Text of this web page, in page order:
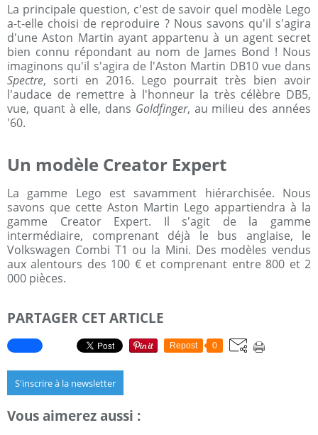
La principale question, c'est de savoir quel modèle Lego
a-t-elle choisi de reproduire ? Nous savons qu'il s'agira
d'une Aston Martin ayant appartenu à un agent secret
bien connu répondant au nom de James Bond ! Nous
imaginons qu'il s'agira de l'Aston Martin DB10 vue dans
Spectre, sorti en 2016. Lego pourrait très bien avoir
l'audace de remettre à l'honneur la très célèbre DB5,
vue, quant à elle, dans Goldfinger, au milieu des années
'60.
Un modèle Creator Expert
La gamme Lego est savamment hiérarchisée. Nous
savons que cette Aston Martin Lego appartiendra à la
gamme Creator Expert. Il s'agit de la gamme
intermédiaire, comprenant déjà le bus anglaise, le
Volkswagen Combi T1 ou la Mini. Des modèles vendus
aux alentours des 100 € et comprenant entre 800 et 2
000 pièces.
PARTAGER CET ARTICLE
Repost 0
S'inscrire à la newsletter
Vous aimerez aussi :